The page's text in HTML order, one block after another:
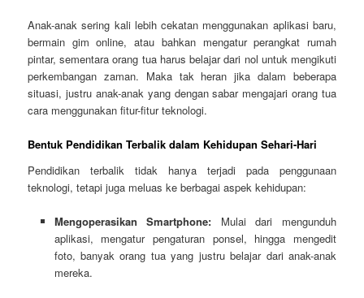
Anak-anak sering kali lebih cekatan menggunakan aplikasi baru,
bermain gim online, atau bahkan mengatur perangkat rumah
pintar, sementara orang tua harus belajar dari nol untuk mengikuti
perkembangan zaman. Maka tak heran jika dalam beberapa
situasi, justru anak-anak yang dengan sabar mengajari orang tua
cara menggunakan fitur-fitur teknologi.
Bentuk Pendidikan Terbalik dalam Kehidupan Sehari-Hari
Pendidikan terbalik tidak hanya terjadi pada penggunaan
teknologi, tetapi juga meluas ke berbagai aspek kehidupan:
Mengoperasikan Smartphone: Mulai dari mengunduh
aplikasi, mengatur pengaturan ponsel, hingga mengedit
foto, banyak orang tua yang justru belajar dari anak-anak
mereka.